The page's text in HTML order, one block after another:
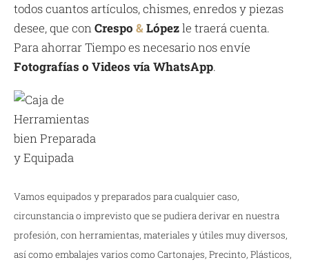
todos cuantos artículos, chismes, enredos y piezas
desee, que conCrespo &Lópezle traerá cuenta.
Para ahorrar Tiempo es necesario nos envíe
Fotografías o Videos vía WhatsApp.
Vamos equipados y preparados para cualquier caso,
circunstancia o imprevisto que se pudiera derivar en nuestra
profesión, con herramientas, materiales y útiles muy diversos,
así como embalajes varios como Cartonajes, Precinto, Plásticos,